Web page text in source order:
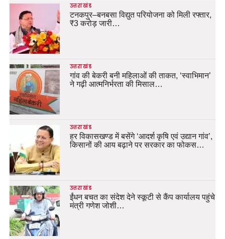
उत्तराखंड
टनकपुर–बनबसा विद्युत परियोजना को मिली रफ्तार,
₹3 करोड़ जारी…
उत्तराखंड
गांव की बेकरी बनी महिलाओं की ताकत, ‘स्वाभिमान’
ने गढ़ी आत्मनिर्भरता की मिसाल…
उत्तराखंड
हर विकासखण्ड में बसेंगे ‘आदर्श कृषि एवं उद्यान गांव’,
किसानों की आय बढ़ाने पर सरकार का फोकस…
उत्तराखंड
ईंधन बचत का संदेश देने स्कूटी से कैंप कार्यालय पहुंचे
मंत्री गणेश जोशी…